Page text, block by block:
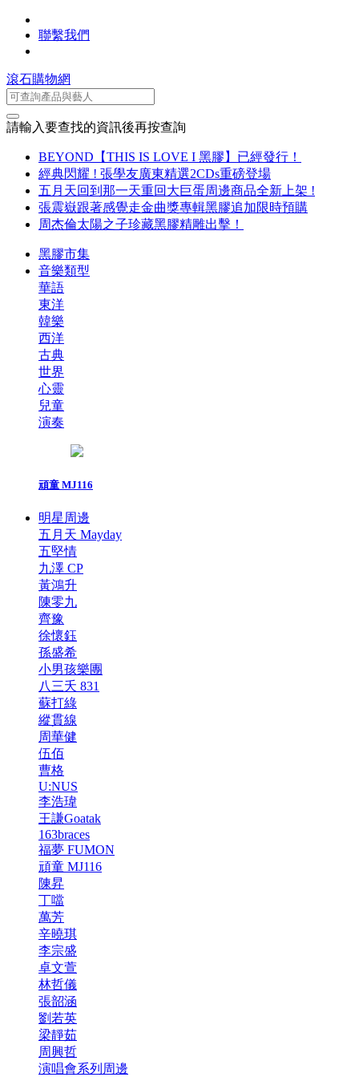
聯繫我們
滾石購物網
請輸入要查找的資訊後再按查詢
BEYOND【THIS IS LOVE I 黑膠】已經發行！
經典閃耀 ! 張學友廣東精選2CDs重磅登場
五月天回到那一天重回大巨蛋周邊商品全新上架 !
張震嶽跟著感覺走金曲獎專輯黑膠追加限時預購
周杰倫太陽之子珍藏黑膠精雕出擊！
黑膠市集
音樂類型
華語
東洋
韓樂
西洋
古典
世界
心靈
兒童
演奏
頑童 MJ116
明星周邊
五月天 Mayday
五堅情
九澤 CP
黃鴻升
陳零九
齊豫
徐懷鈺
孫盛希
小男孩樂團
八三夭 831
蘇打綠
縱貫線
周華健
伍佰
曹格
U:NUS
李浩瑋
王謙Goatak
163braces
福夢 FUMON
頑童 MJ116
陳昇
丁噹
萬芳
辛曉琪
李宗盛
卓文萱
林哲儀
張韶涵
劉若英
梁靜茹
周興哲
演唱會系列周邊